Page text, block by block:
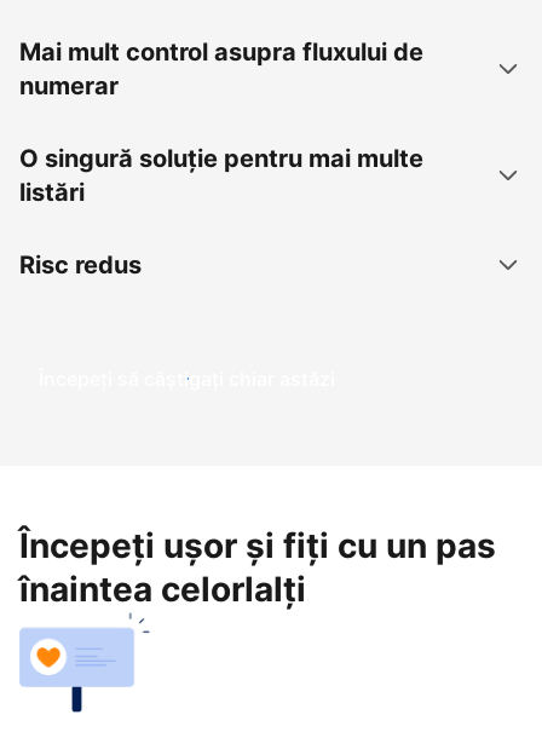
Mai mult control asupra fluxului de
numerar
O singură soluție pentru mai multe
listări
Risc redus
Începeți să câștigați chiar astăzi
Începeți ușor și fiți cu un pas
înaintea celorlalți